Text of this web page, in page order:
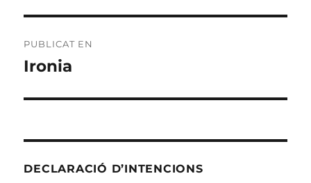
d'entrades
PUBLICAT EN
Ironia
DECLARACIÓ D’INTENCIONS